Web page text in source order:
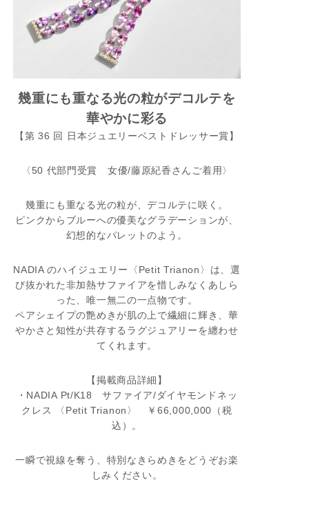
幾重にも重なる光の粒がデコルテを
華やかに彩る
【第 36 回 日本ジュエリーベストドレッサー賞】
〈50 代部門受賞 女優/藤原紀香さんご着用〉
幾重にも重なる光の粒が、デコルテに咲く。
ピンクからブルーへの優美なグラデーションが、
幻想的なパレットのよう。
NADIA のハイジュエリー〈Petit Trianon〉は、選
び抜かれた非加熱サファイアを惜しみなくあしら
った、唯一無二の一点物です。
ペアシェイプの艶めきが肌の上で繊細に輝き、華
やかさと知性が共存するラグジュアリーを纏わせ
てくれます。
【掲載商品詳細】
・NADIA Pt/K18 サファイア/ダイヤモンドネッ
クレス 〈Petit Trianon〉 ￥66,000,000（税
込）。
一瞬で視線を奪う、特別なきらめきをどうぞお楽
しみください。